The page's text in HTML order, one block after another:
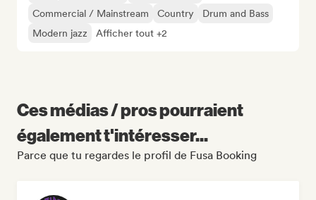
Commercial / Mainstream
Country
Drum and Bass
Modern jazz
Afficher tout +2
Ces médias / pros pourraient
également t'intéresser...
Parce que tu regardes le profil de Fusa Booking